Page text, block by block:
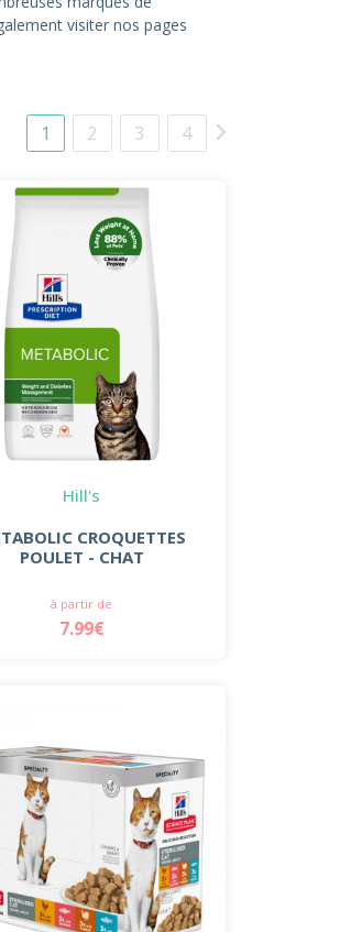
visiter nos pages
1 2 3 4
Hill's
CROQUETTES
POULET - CHAT
à partir de
7.99€